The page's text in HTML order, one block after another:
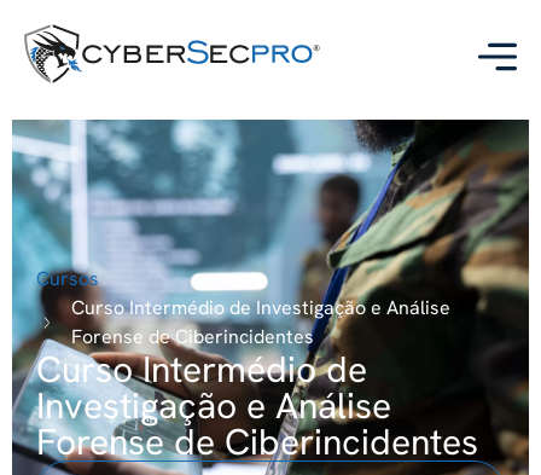
Cursos
Curso Intermédio de Investigação e Análise
Forense de Ciberincidentes
Curso Intermédio de
Investigação e Análise
Forense de Ciberincidentes